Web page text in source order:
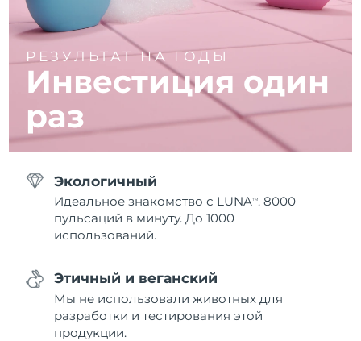
РЕЗУЛЬТАТ НА ГОДЫ
Инвестиция один
раз
Экологичный
Идеальное знакомство с LUNATM . 8000
пульсаций в минуту. До 1000
использований.
Этичный и веганский
Мы не использовали животных для
разработки и тестирования этой
продукции.